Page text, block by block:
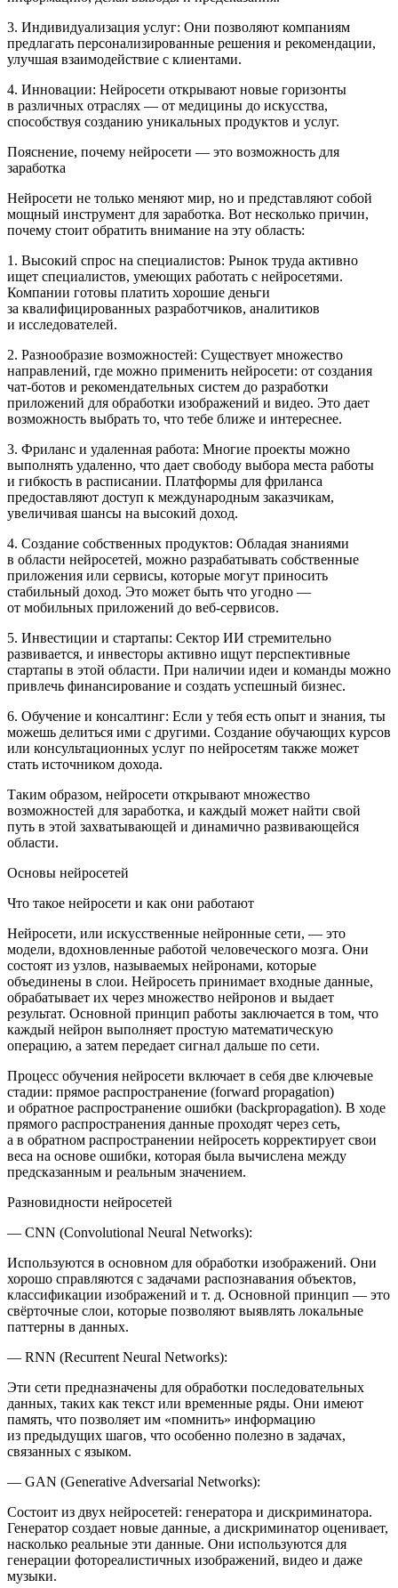
3. Индивидуализация услуг: Они позволяют компаниям
предлагать персонализированные решения и рекомендации,
улучшая взаимодействие с клиентами.
4. Инновации: Нейросети открывают новые горизонты
в различных отраслях — от медицины до искусства,
способствуя созданию уникальных продуктов и услуг.
Пояснение, почему нейросети — это возможность для
заработка
Нейросети не только меняют мир, но и представляют собой
мощный инструмент для заработка. Вот несколько причин,
почему стоит обратить внимание на эту область:
1. Высокий спрос на специалистов: Рынок труда активно
ищет специалистов, умеющих работать с нейросетями.
Компании готовы платить хорошие деньги
за квалифицированных разработчиков, аналитиков
и исследователей.
2. Разнообразие возможностей: Существует множество
направлений, где можно применить нейросети: от создания
чат-ботов и рекомендательных систем до разработки
приложений для обработки изображений и видео. Это дает
возможность выбрать то, что тебе ближе и интереснее.
3. Фриланс и удаленная работа: Многие проекты можно
выполнять удаленно, что дает свободу выбора места работы
и гибкость в расписании. Платформы для фриланса
предоставляют доступ к международным заказчикам,
увеличивая шансы на высокий доход.
4. Создание собственных продуктов: Обладая знаниями
в области нейросетей, можно разрабатывать собственные
приложения или сервисы, которые могут приносить
стабильный доход. Это может быть что угодно —
от мобильных приложений до веб-сервисов.
5. Инвестиции и стартапы: Сектор ИИ стремительно
развивается, и инвесторы активно ищут перспективные
стартапы в этой области. При наличии идеи и команды можно
привлечь финансирование и создать успешный бизнес.
6. Обучение и консалтинг: Если у тебя есть опыт и знания, ты
можешь делиться ими с другими. Создание обучающих курсов
или консультационных услуг по нейросетям также может
стать источником дохода.
Таким образом, нейросети открывают множество
возможностей для заработка, и каждый может найти свой
путь в этой захватывающей и динамично развивающейся
области.
Основы нейросетей
Что такое нейросети и как они работают
Нейросети, или искусственные нейронные сети, — это
модели, вдохновленные работой человеческого мозга. Они
состоят из узлов, называемых нейронами, которые
объединены в слои. Нейросеть принимает входные данные,
обрабатывает их через множество нейронов и выдает
результат. Основной принцип работы заключается в том, что
каждый нейрон выполняет простую математическую
операцию, а затем передает сигнал дальше по сети.
Процесс обучения нейросети включает в себя две ключевые
стадии: прямое распространение (forward propagation)
и обратное распространение ошибки (backpropagation). В ходе
прямого распространения данные проходят через сеть,
а в обратном распространении нейросеть корректирует свои
веса на основе ошибки, которая была вычислена между
предсказанным и реальным значением.
Разновидности нейросетей
— CNN (Convolutional Neural Networks):
Используются в основном для обработки изображений. Они
хорошо справляются с задачами распознавания объектов,
классификации изображений и т. д. Основной принцип — это
свёрточные слои, которые позволяют выявлять локальные
паттерны в данных.
— RNN (Recurrent Neural Networks):
Эти сети предназначены для обработки последовательных
данных, таких как текст или временные ряды. Они имеют
память, что позволяет им «помнить» информацию
из предыдущих шагов, что особенно полезно в задачах,
связанных с языком.
— GAN (Generative Adversarial Networks):
Состоит из двух нейросетей: генератора и дискриминатора.
Генератор создает новые данные, а дискриминатор оценивает,
насколько реальные эти данные. Они используются для
генерации фотореалистичных изображений, видео и даже
музыки.